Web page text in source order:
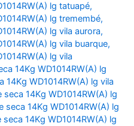
lg tatuapé,
lg tremembé,
lg vila aurora,
lg vila buarque,
lg vila
14Kg WD1014RW(A) lg
14Kg WD1014RW(A) lg vila
14Kg WD1014RW(A) lg
seca 14Kg WD1014RW(A) lg
14Kg WD1014RW(A) lg